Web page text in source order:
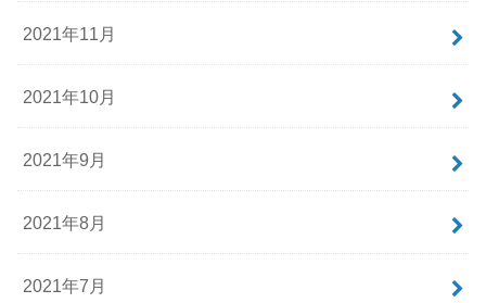
2021年11月
2021年10月
2021年9月
2021年8月
2021年7月